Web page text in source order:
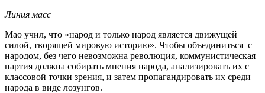
Линия масс
Мао учил, что «народ и только народ является движущей
силой, творящей мировую историю». Чтобы объединиться с
народом, без чего невозможна революция, коммунистическая
партия должна собирать мнения народа, анализировать их с
классовой точки зрения, и затем пропагандировать их среди
народа в виде лозунгов.